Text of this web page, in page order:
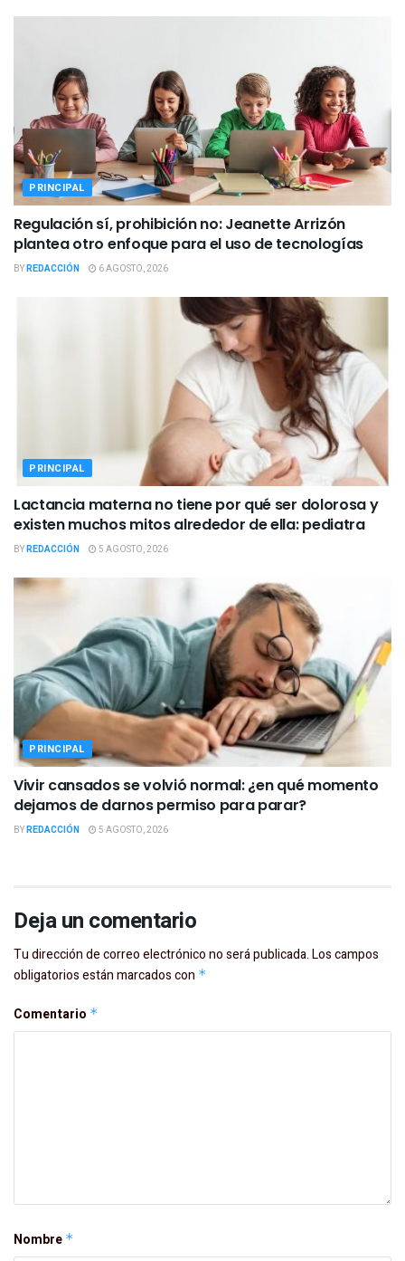
PRINCIPAL
Regulación sí, prohibición no: Jeanette Arrizón
plantea otro enfoque para el uso de tecnologías
BYREDACCIÓN 6 AGOSTO, 2026
PRINCIPAL
Lactancia materna no tiene por qué ser dolorosa y
existen muchos mitos alrededor de ella: pediatra
BYREDACCIÓN 5 AGOSTO, 2026
PRINCIPAL
Vivir cansados se volvió normal: ¿en qué momento
dejamos de darnos permiso para parar?
BYREDACCIÓN 5 AGOSTO, 2026
Deja un comentario
Tu dirección de correo electrónico no será publicada.Los campos
obligatorios están marcados con *
Comentario *
Nombre *